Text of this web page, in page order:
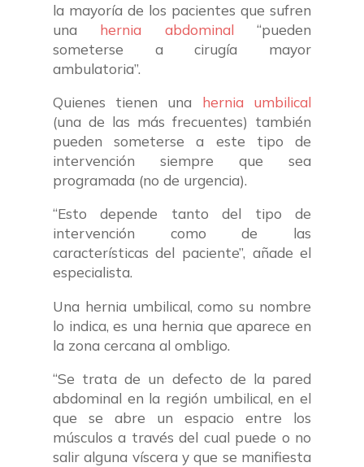
la mayoría de los pacientes que sufren
una hernia abdominal “pueden
someterse a cirugía mayor
ambulatoria”.
Quienes tienen una hernia umbilical
(una de las más frecuentes) también
pueden someterse a este tipo de
intervención siempre que sea
programada (no de urgencia).
“Esto depende tanto del tipo de
intervención como de las
características del paciente”, añade el
especialista.
Una hernia umbilical, como su nombre
lo indica, es una hernia que aparece en
la zona cercana al ombligo.
“Se trata de un defecto de la pared
abdominal en la región umbilical, en el
que se abre un espacio entre los
músculos a través del cual puede o no
salir alguna víscera y que se manifiesta